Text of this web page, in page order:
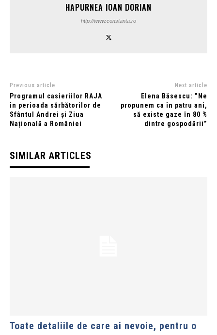
HAPURNEA IOAN DORIAN
http://www.constanta.ro
Previous article
Programul casieriilor RAJA
în perioada sărbătorilor de
Sfântul Andrei și Ziua
Națională a României
Next article
Elena Băsescu: ”Ne
propunem ca în patru ani,
să existe gaze în 80 %
dintre gospodării”
SIMILAR ARTICLES
Toate detaliile de care ai nevoie, pentru o